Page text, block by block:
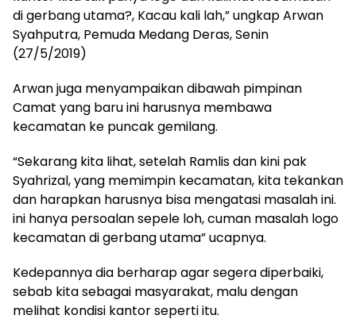
di gerbang utama?, Kacau kali lah,” ungkap Arwan
Syahputra, Pemuda Medang Deras, Senin
(27/5/2019)
Arwan juga menyampaikan dibawah pimpinan
Camat yang baru ini harusnya membawa
kecamatan ke puncak gemilang.
“Sekarang kita lihat, setelah Ramlis dan kini pak
Syahrizal, yang memimpin kecamatan, kita tekankan
dan harapkan harusnya bisa mengatasi masalah ini.
ini hanya persoalan sepele loh, cuman masalah logo
kecamatan di gerbang utama” ucapnya.
Kedepannya dia berharap agar segera diperbaiki,
sebab kita sebagai masyarakat, malu dengan
melihat kondisi kantor seperti itu.